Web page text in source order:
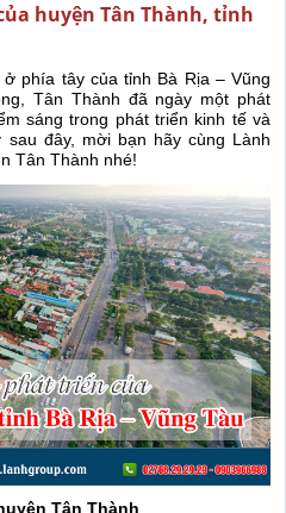
huyện Tân Thành, tỉnh
phía tây của tỉnh Bà Rịa – Vũng
Tân Thành đã ngày một phát
sáng trong phát triển kinh tế và
đây, mời bạn hãy cùng Lành
Tân Thành nhé!
Tân Thành